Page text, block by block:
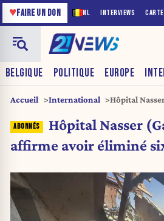
NL INTERVIEWS
♥FAIRE UN DON
BELGIQUE POLITIQUE EUROPE
Accueil International
Hôpital
Hôpital Nasser
affirme avoir éliminé